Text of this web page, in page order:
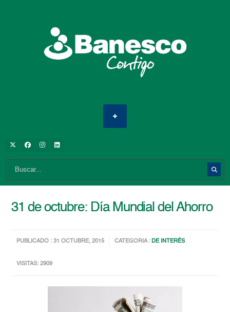
31 de octubre: Día Mundial del Ahorro
PUBLICADO : 31 OCTUBRE, 2015 CATEGORIA :DE INTERÉS
VISITAS: 2909